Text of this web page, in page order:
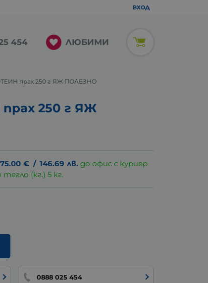
ВХОД
454 ЛЮБИМИ
прах 250 г ЯЖ ПОЛЕЗНО
250 г ЯЖ
75.00 € / 146.69 лв. до офис с куриер
(кг.) 5 кг.
0888 025 454